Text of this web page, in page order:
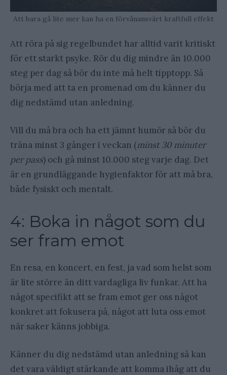
Att bara gå lite mer kan ha en förvånansvärt kraftfull effekt
Att röra på sig regelbundet har alltid varit kritiskt
för ett starkt psyke. Rör du dig mindre än 10.000
steg per dag så bör du inte må helt tipptopp. Så
börja med att ta en promenad om du känner du
dig nedstämd utan anledning.
Vill du må bra och ha ett jämnt humör så bör du
träna minst 3 gånger i veckan (minst 30 minuter
per pass) och gå minst 10.000 steg varje dag. Det
är en grundläggande hygienfaktor för att må bra,
både fysiskt och mentalt.
4: Boka in något som du
ser fram emot
En resa, en koncert, en fest, ja vad som helst som
är lite större än ditt vardagliga liv funkar. Att ha
något specifikt att se fram emot ger oss något
konkret att fokusera på, något att luta oss emot
när saker känns jobbiga.
Känner du dig nedstämd utan anledning så kan
det vara väldigt stärkande att komma ihåg att du